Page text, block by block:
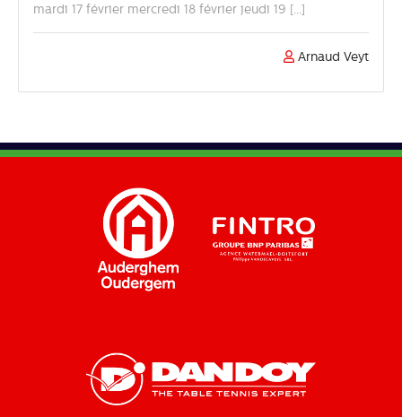
mardi 17 février mercredi 18 février jeudi 19 [...]
Arnaud Veyt